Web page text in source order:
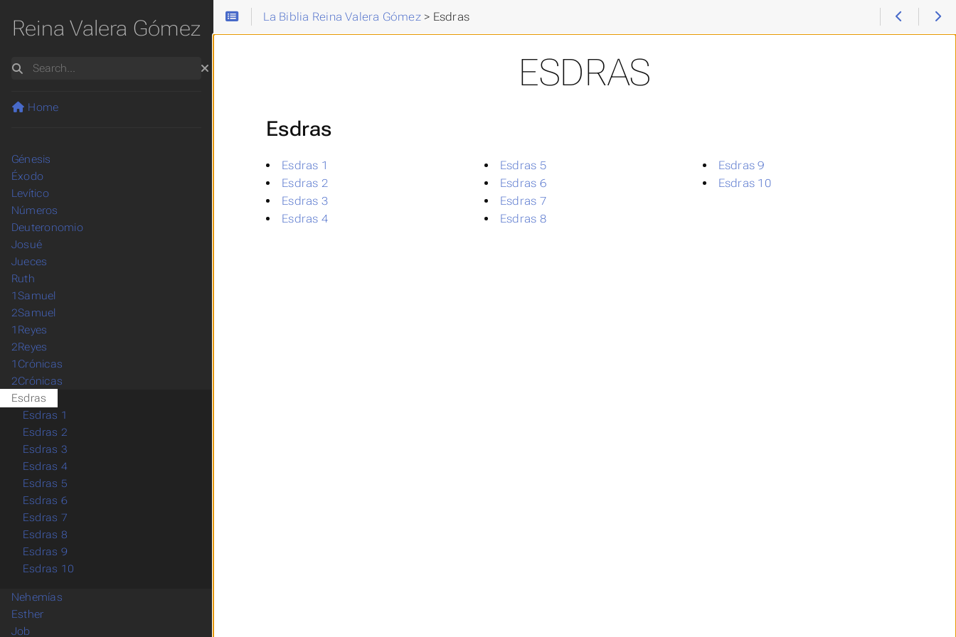
La Biblia Reina Valera Gómez> Esdras
ESDRAS
Esdras
Esdras 1
Esdras 2
Esdras 3
Esdras 4
Esdras 5
Esdras 6
Esdras 7
Esdras 8
Esdras 9
Esdras 10
Reina Valera Gómez
Search
Home
Génesis
Éxodo
Levítico
Números
Deuteronomio
Josué
Jueces
Ruth
1Samuel
2Samuel
1Reyes
2Reyes
1Crónicas
2Crónicas
Esdras
Esdras 1
Esdras 2
Esdras 3
Esdras 4
Esdras 5
Esdras 6
Esdras 7
Esdras 8
Esdras 9
Esdras 10
Nehemías
Esther
Job